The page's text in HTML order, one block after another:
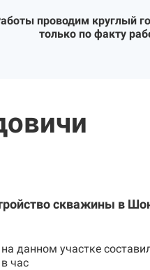
проводим круглый
только по факту
скважины в
данном участке
час